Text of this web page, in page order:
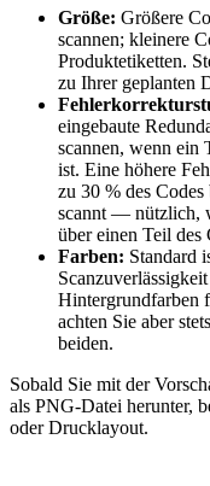
Größe: Größere
scannen; kleinere
Produktetiketten.
zu Ihrer geplanten
eingebaute
scannen, wenn ein
ist. Eine höhere
zu 30 % des
scannt — nützlich,
über einen Teil des
Farben: Standard
Hintergrundfarben
achten Sie aber
beiden.
Sobald Sie mit der
als PNG-Datei herunter,
oder Drucklayout.